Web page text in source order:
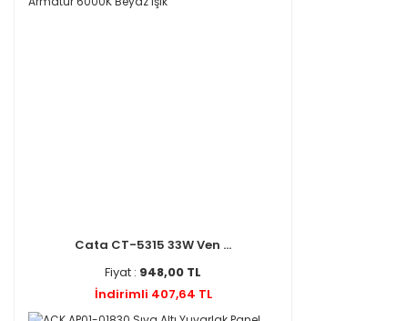
Cata CT-5315 33W Ven ...
Fiyat : 948,00 TL
İndirimli 407,64 TL